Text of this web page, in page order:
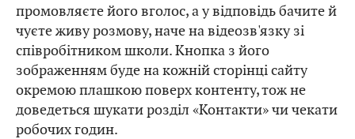
промовляєте його вголос, а у відповідь бачите й
чуєте живу розмову, наче на відеозв'язку зі
співробітником школи. Кнопка з його
зображенням буде на кожній сторінці сайту
окремою плашкою поверх контенту, тож не
доведеться шукати розділ «Контакти» чи чекати
робочих годин.